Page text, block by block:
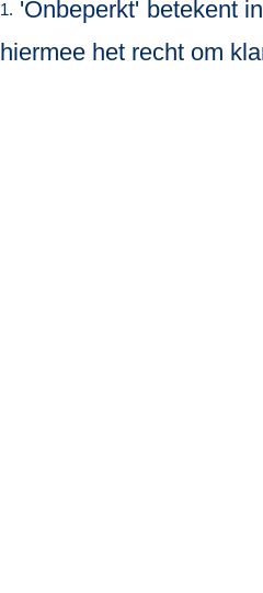
1. 'Onbeperkt' betekent
hiermee het recht om